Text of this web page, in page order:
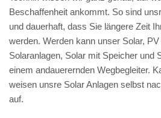
Beschaffenheit ankommt. So sind
und dauerhaft, dass Sie längere Zeit
werden. Werden kann unser Solar,
Solaranlagen, Solar mit Speicher und
einem andauerernden Wegbegleiter.
weisen unsre Solar Anlagen selbst
auf.